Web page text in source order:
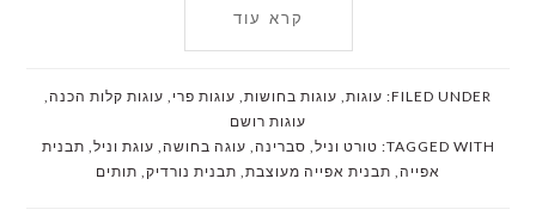
קרא עוד
FILED UNDER: עוגות, עוגות בחושות, עוגות פרי , עוגות קלות הכנה,
עוגות רושם
TAGGED WITH: טורט וניל, סברינה, עוגה בחושה, עוגת וניל, תבנית
אפייה, תבנית אפייה מעוצבת, תבנית נורדיק, תותים